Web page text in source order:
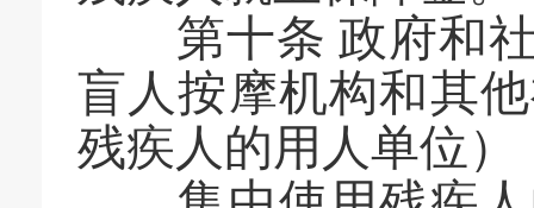
第十条 政府和社
盲人按摩机构和其
残疾人的用人单位